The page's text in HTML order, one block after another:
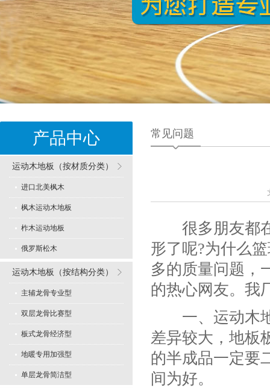
产品中心
运动木地板（按材质分类）
进口北美枫木
枫木运动木地板
柞木运动地板
俄罗斯松木
运动木地板（按结构分类）
主辅龙骨专业型
双层龙骨比赛型
板式龙骨经济型
地暖专用加强型
单层龙骨简洁型
常见问题
很多朋友都在
形了呢?为什么
多的质量问题，
的热心网友。我
一、运动木地
差异较大，地板
的半成品一定要
间为好。